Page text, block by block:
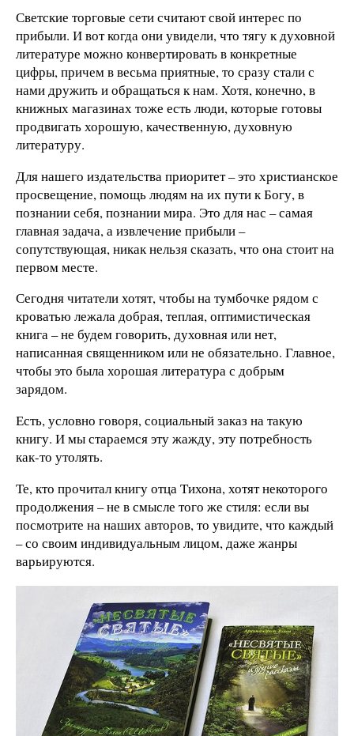
Светские торговые сети считают свой интерес по
прибыли. И вот когда они увидели, что тягу к духовной
литературе можно конвертировать в конкретные
цифры, причем в весьма приятные, то сразу стали с
нами дружить и обращаться к нам. Хотя, конечно, в
книжных магазинах тоже есть люди, которые готовы
продвигать хорошую, качественную, духовную
литературу.
Для нашего издательства приоритет – это христианское
просвещение, помощь людям на их пути к Богу, в
познании себя, познании мира. Это для нас – самая
главная задача, а извлечение прибыли –
сопутствующая, никак нельзя сказать, что она стоит на
первом месте.
Сегодня читатели хотят, чтобы на тумбочке рядом с
кроватью лежала добрая, теплая, оптимистическая
книга – не будем говорить, духовная или нет,
написанная священником или не обязательно. Главное,
чтобы это была хорошая литература с добрым
зарядом.
Есть, условно говоря, социальный заказ на такую
книгу. И мы стараемся эту жажду, эту потребность
как-то утолять.
Те, кто прочитал книгу отца Тихона, хотят некоторого
продолжения – не в смысле того же стиля: если вы
посмотрите на наших авторов, то увидите, что каждый
– со своим индивидуальным лицом, даже жанры
варьируются.